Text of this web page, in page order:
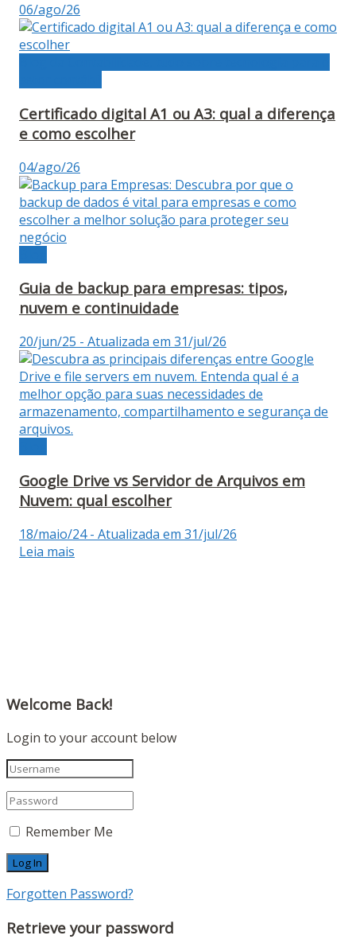
06/ago/26
Certificado digital A1 ou A3: qual a diferença
e como escolher
04/ago/26
Guia de backup para empresas: tipos,
nuvem e continuidade
20/jun/25 - Atualizada em 31/jul/26
Google Drive vs Servidor de Arquivos em
Nuvem: qual escolher
18/maio/24 - Atualizada em 31/jul/26
Leia mais
Welcome Back!
Login to your account below
Remember Me
Forgotten Password?
Retrieve your password